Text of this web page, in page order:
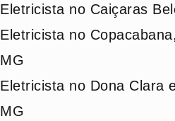
Eletricista no Caiçaras
Eletricista no
MG
Eletricista no Dona Clara
MG